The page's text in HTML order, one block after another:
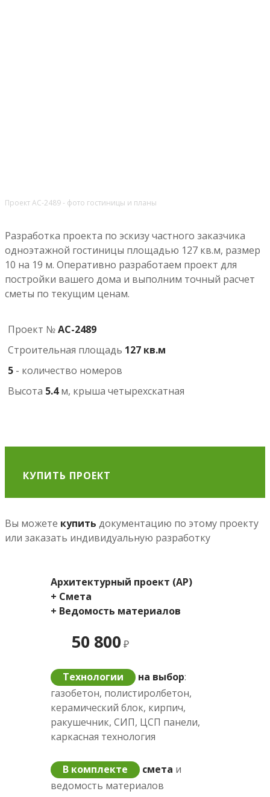
Проект АС-2489 - фото гостиницы и планы
Разработка проекта по эскизу частного заказчика
одноэтажной гостиницы площадью 127 кв.м, размер
10 на 19 м. Оперативно разработаем проект для
постройки вашего дома и выполним точный расчет
сметы по текущим ценам.
Проект №АС-2489
Строительная площадь 127 кв.м
5 - количество номеров
Высота 5.4м, крыша четырехскатная
КУПИТЬ ПРОЕКТ
Вы можете купить документацию по этому проекту
или заказать индивидуальную разработку
Архитектурный проект (АР)
+ Смета
+ Ведомость материалов
50 800 ₽
Технологии на выбор:
газобетон, полистиролбетон,
керамический блок, кирпич,
ракушечник, СИП, ЦСП панели,
каркасная технология
В комплекте смета и
ведомость материалов